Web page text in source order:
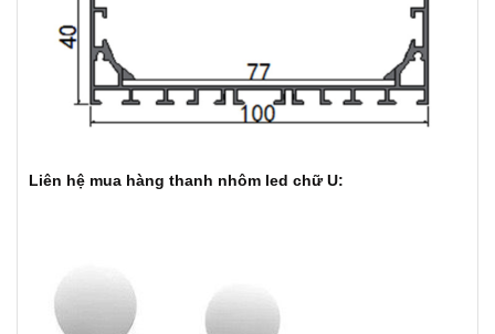
Liên hệ mua hàng thanh nhôm led chữ U: